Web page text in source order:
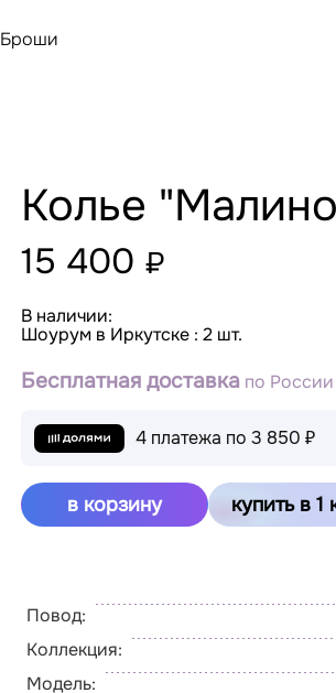
Броши
Колье
15 400 ₽
В наличии:
Шоурум в Иркутске : 2 шт.
Бесплатная доставка по
4 платежа по 3 850 ₽
в корзину
Повод:
Коллекция:
Модель: